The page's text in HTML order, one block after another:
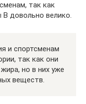
так как
В довольно велико.
и спортсменам
так как они
но в них уже
веществ.